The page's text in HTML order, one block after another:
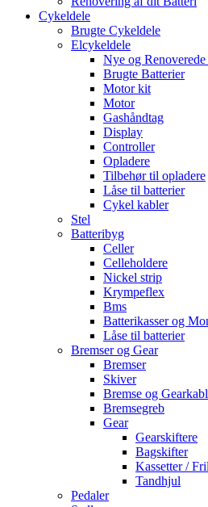
Cykeldele
Brugte Cykeldele
Elcykeldele
Nye og
Brugte Batterier
Motor kit
Motor
Gashåndtag
Display
Controller
Opladere
Tilbehør til opladere
Låse til batterier
Cykel kabler
Stel
Batteribyg
Celler
Celleholdere
Nickel strip
Krympeflex
Bms
Batterikasser og
Låse til batterier
Bremser og Gear
Bremser
Skiver
Bremse og
Bremsegreb
Gear
Gearskiftere
Bagskifter
Kassetter /
Tandhjul
Pedaler